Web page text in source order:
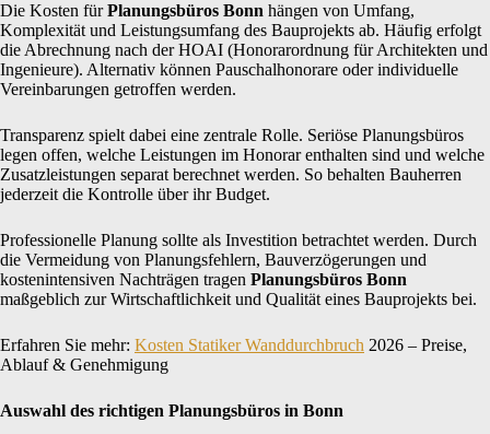
Die Kosten fürPlanungsbüros Bonn hängen von Umfang,
Komplexität und Leistungsumfang des Bauprojekts ab. Häufig erfolgt
die Abrechnung nach der HOAI (Honorarordnung für Architekten und
Ingenieure). Alternativ können Pauschalhonorare oder individuelle
Vereinbarungen getroffen werden.
Transparenz spielt dabei eine zentrale Rolle. Seriöse Planungsbüros
legen offen, welche Leistungen im Honorar enthalten sind und welche
Zusatzleistungen separat berechnet werden. So behalten Bauherren
jederzeit die Kontrolle über ihr Budget.
Professionelle Planung sollte als Investition betrachtet werden. Durch
die Vermeidung von Planungsfehlern, Bauverzögerungen und
kostenintensiven Nachträgen tragen Planungsbüros Bonn
maßgeblich zur Wirtschaftlichkeit und Qualität eines Bauprojekts bei.
Erfahren Sie mehr: Kosten Statiker Wanddurchbruch 2026 – Preise,
Ablauf & Genehmigung
Auswahl des richtigen Planungsbüros in Bonn